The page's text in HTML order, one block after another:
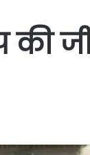
की